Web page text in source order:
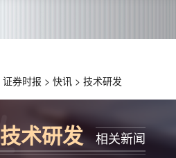
证券时报 > 快讯 > 技术研发
技术研发 相关新闻